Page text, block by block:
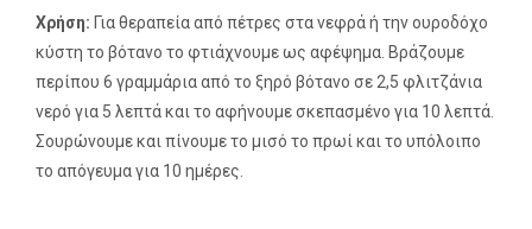
Χρήση: Για θεραπεία από πέτρες στα νεφρά ή την ουροδόχο
κύστη το βότανο το φτιάχνουμε ως αφέψημα. Βράζουμε
περίπου 6 γραμμάρια από το ξηρό βότανο σε 2,5 φλιτζάνια
νερό για 5 λεπτά και το αφήνουμε σκεπασμένο για 10 λεπτά.
Σουρώνουμε και πίνουμε το μισό το πρωί και το υπόλοιπο
το απόγευμα για 10 ημέρες.